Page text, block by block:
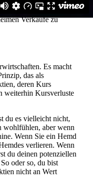
nicht bekannt
den Verkauf
Verkäufe zu
Es macht
das als
deren Kurs
weiterhin Kursverluste
du es vielleicht nicht,
wohlfühlen, aber wenn
Wenn Sie ein Hemd
verlieren. Wenn
du deinen potenziellen
oder so, du bist
nicht an Wert